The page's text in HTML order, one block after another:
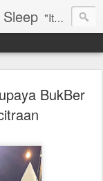
"Its my life to be exist in the world"
BukBer